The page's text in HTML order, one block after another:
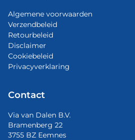
Algemene voorwaarden
Verzendbeleid
Retourbeleid
Disclaimer
Cookiebeleid
Privacyverklaring
Contact
Via van Dalen B.V.
Bramenberg 22
3755 BZ Eemnes